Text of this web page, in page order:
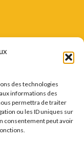
des technologies
informations des
permettra de traiter
ou les ID uniques sur
consentement peut avoir